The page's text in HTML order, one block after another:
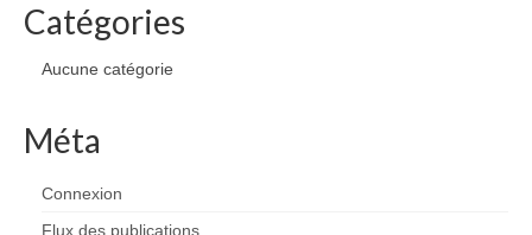
Catégories
Aucune catégorie
Méta
Connexion
Flux des publications